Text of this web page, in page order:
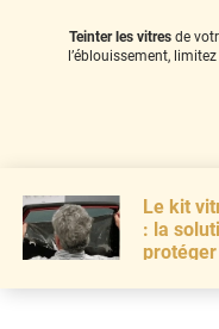
Teinter les vitresde
l’éblouissement,
Le kit
: la